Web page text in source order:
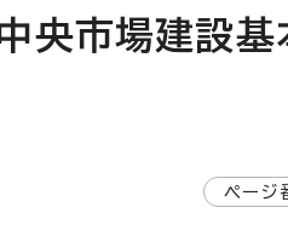
央市場建設基
ページ